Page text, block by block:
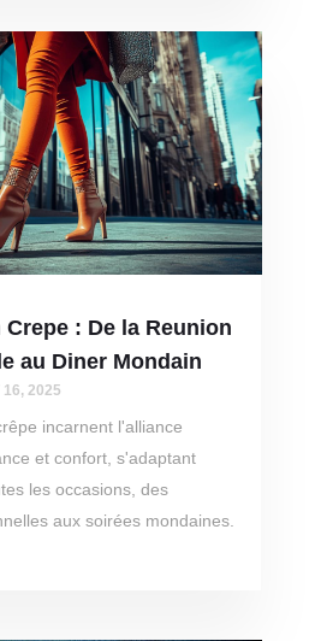
: De la Reunion
au Diner Mondain
16, 2025
incarnent l'alliance
et confort, s'adaptant
les occasions, des
aux soirées mondaines.